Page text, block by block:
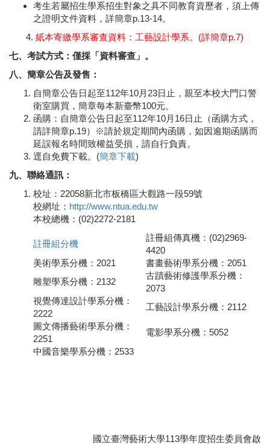
考生若屬招生學系招生對象之具不同教育資歷者，須上傳
之證明文件資料，詳簡章p.13-14。
4. 紙本寄繳學系審查資料：工藝設計學系。(詳簡章p.7)
七、考試方式：僅採 「資料審查」。
八、簡章公告及發售：
自簡章公告日起至112年10月23日止，親至本校大門口警
衛室購買，簡章每本新臺幣100元。
函購：自簡章公告日起至112年10月16日止（函購方式，
請詳簡章p.19）※請於規定期間內函購，如因逾期函購而
延誤報名時間致權益受損，請自行負責。
逕自免費下載。(簡章下載)
九、聯絡通訊：
校址：22058新北市板橋區大觀路一段59號
校網址： http://www.ntua.edu.tw
本校總機：(02)2272-2181
註冊組分機
註冊組傳真機：(02)2969-
4420
美術學系分機：2021
書畫藝術學系分機：2051
雕塑學系分機：2132
古蹟藝術修護學系分機：
2073
視覺傳達設計學系分機：
2222
工藝設計學系分機：2112
圖文傳播藝術學系分機：
2251
電影學系分機：5052
中國音樂學系分機：2533
國立臺灣藝術大學113學年度招生委員會啟